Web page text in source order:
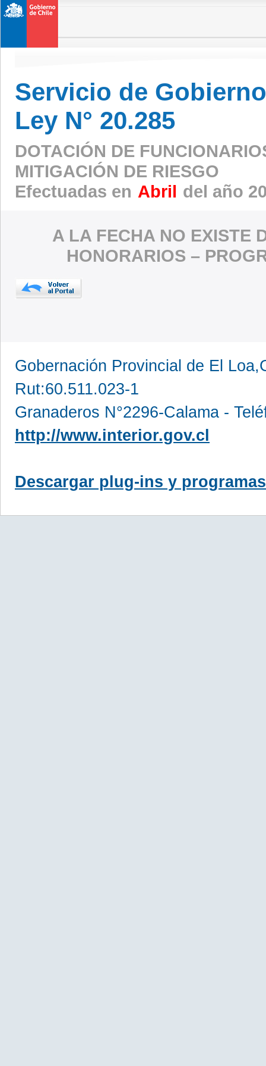
Servicio de
Ley N° 20.285
DOTACIÓN DE
MITIGACIÓN DE RIESGO
Efectuadas en Abril del año
A LA FECHA NO EXISTE
HONORARIOS –
Gobernación Provincial de El
Rut:60.511.023-1
Granaderos N°2296-Calama -
http://www.interior.gov.cl
Descargar plug-ins y